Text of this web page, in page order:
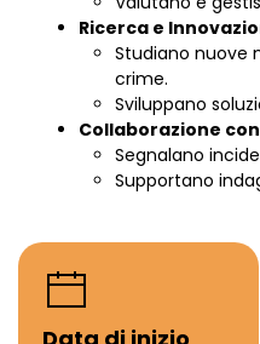
Ricerca e
Studiano nuove
crime.
Sviluppano
Collaborazione
Segnalano
Supportano